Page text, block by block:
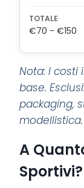
TOTALE
€70 - €150
Nota: I
base.
packaging,
modellistica.
A
Sportivi?